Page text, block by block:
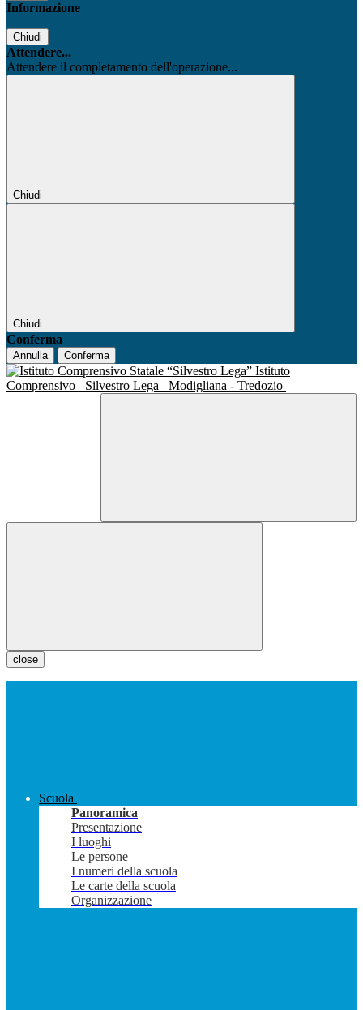
Informazione
Chiudi
Attendere...
Attendere il completamento dell'operazione...
Chiudi
Chiudi
Conferma
Annulla Conferma
Istituto
Comprensivo
Silvestro Lega Modigliana - Tredozio
close
Scuola
Panoramica
Presentazione
I luoghi
Le persone
I numeri della scuola
Le carte della scuola
Organizzazione